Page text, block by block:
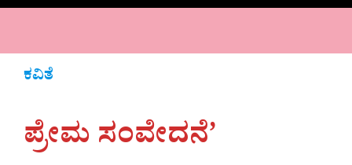
ಕವಿತೆ
ಪ್ರೇಮ ಸಂವೇದನೆ’